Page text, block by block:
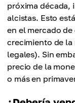
próxima década,
alcistas. Esto
en el mercado
crecimiento de
legales). Sin
precio de la
o más en